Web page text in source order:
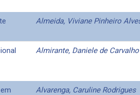
Almeida, Viviane Pinheiro
Almirante, Daniele de Carvalho
Alvarenga, Caruline Rodrigues